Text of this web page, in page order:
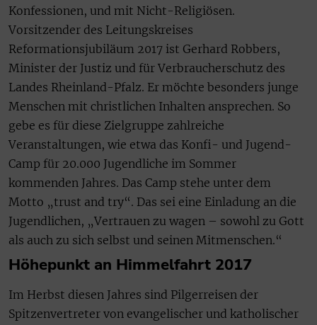
Konfessionen, und mit Nicht-Religiösen.
Vorsitzender des Leitungskreises
Reformationsjubiläum 2017 ist Gerhard Robbers,
Minister der Justiz und für Verbraucherschutz des
Landes Rheinland-Pfalz. Er möchte besonders junge
Menschen mit christlichen Inhalten ansprechen. So
gebe es für diese Zielgruppe zahlreiche
Veranstaltungen, wie etwa das Konfi- und Jugend-
Camp für 20.000 Jugendliche im Sommer
kommenden Jahres. Das Camp stehe unter dem
Motto „trust and try“. Das sei eine Einladung an die
Jugendlichen, „Vertrauen zu wagen – sowohl zu Gott
als auch zu sich selbst und seinen Mitmenschen.“
Höhepunkt an Himmelfahrt 2017
Im Herbst diesen Jahres sind Pilgerreisen der
Spitzenvertreter von evangelischer und katholischer